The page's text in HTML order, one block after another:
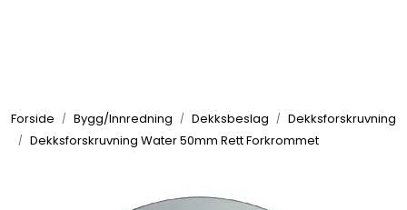
Forside Bygg/Innredning Dekksbeslag
Dekksforskruvning
Dekksforskruvning Water 50mm Rett Forkrommet
Elektrisk